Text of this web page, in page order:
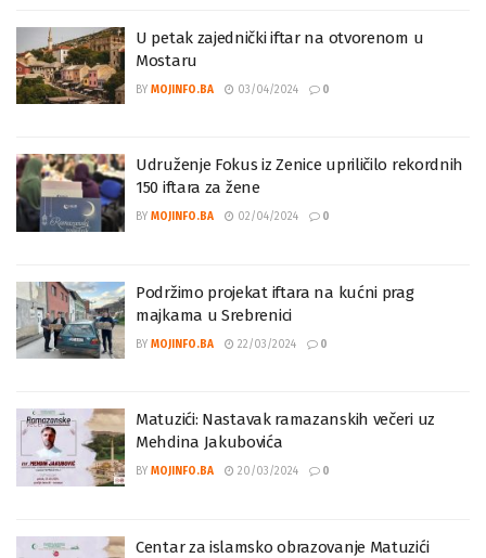
U petak zajednički iftar na otvorenom u
Mostaru
BY MOJINFO.BA 03/04/2024 0
Udruženje Fokus iz Zenice upriličilo rekordnih
150 iftara za žene
BY MOJINFO.BA 02/04/2024 0
Podržimo projekat iftara na kućni prag
majkama u Srebrenici
BY MOJINFO.BA 22/03/2024 0
Matuzići: Nastavak ramazanskih večeri uz
Mehdina Jakubovića
BY MOJINFO.BA 20/03/2024 0
Centar za islamsko obrazovanje Matuzići